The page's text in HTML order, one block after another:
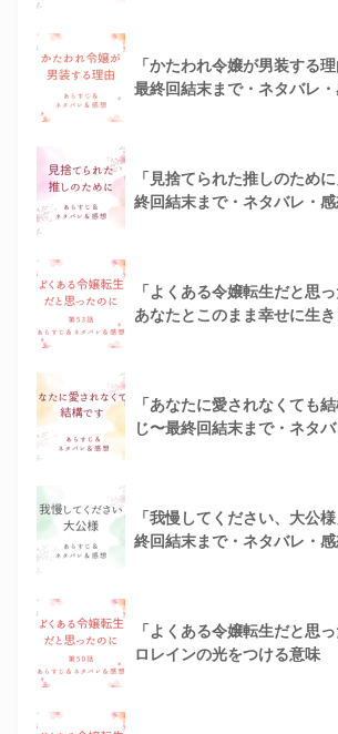
「かたわれ令嬢が男装する
最終回結末まで・ネタバレ
「見捨てられた推しのため
終回結末まで・ネタバレ・
「よくある令嬢転生だと思
あなたとこのまま幸せに生
「あなたに愛されなくても
じ〜最終回結末まで・ネタ
「我慢してください、大公
終回結末まで・ネタバレ・
「よくある令嬢転生だと思
ロレインの光をつける意味